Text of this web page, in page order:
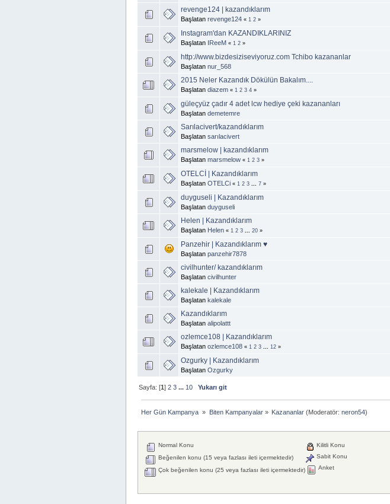
revenge124 | kazandıklarım
Başlatan revenge124 « 1 2 »
Instagram'dan KAZANDIKLARINIZ
Başlatan IReeM « 1 2 »
http://www.bizdesiziseviyoruz.com Tchibo kazananlar
Başlatan nur_568
2015 Neler Kazandık Dökülün Bakalım....
Başlatan diazem « 1 2 3 4 »
güleçyüz çadır 4 adet lcw hediye çeki kazananları
Başlatan demetemre
Sarılacivert/kazandıklarım
Başlatan sarılacivert
marsmelow | kazandıklarım
Başlatan marsmelow « 1 2 3 »
OTELCİ | Kazandıklarım
Başlatan OTELCi « 1 2 3 7 »
duyguseli | Kazandıklarım
Başlatan duyguseli
Helen | Kazandıklarım
Başlatan Helen « 1 2 3 20 »
Panzehir | Kazandıklarım ♥
Başlatan panzehir7878
civilhunter/ kazandıklarım
Başlatan civilhunter
kalekale | Kazandıklarım
Başlatan kalekale
Kazandıklarım
Başlatan alipolattt
ozlemce108 | Kazandıklarım
Başlatan ozlemce108 « 1 2 3 12 »
Ozgurky | Kazandıklarım
Başlatan Ozgurky
Sayfa: [1]2 3 ... 10 Yukarı git
Her Gün Kampanya » Biten Kampanyalar» Kazananlar(Moderatör: neron54)
Normal Konu
Beğenilen konu (15 veya fazlası ileti içermektedir)
Çok beğenilen konu (25 veya fazlası ileti içermektedir)
Kilitli Konu
Sabit Konu
Anket